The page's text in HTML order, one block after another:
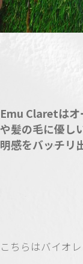
Emu Claretはオ
や髪の毛に優し
明感をバッチリ
こちらはバイオ